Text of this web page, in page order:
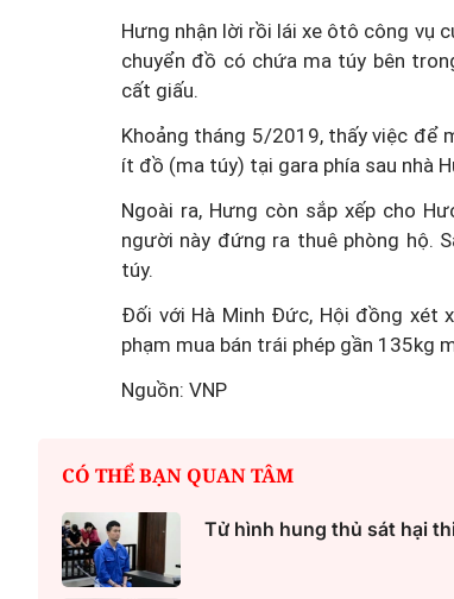
Hưng nhận lời rồi lái xe ôtô công vụ
chuyển đồ có chứa ma túy bên
cất giấu.
Khoảng tháng 5/2019, thấy việc để
ít đồ (ma túy) tại gara phía sau nhà
Ngoài ra, Hưng còn sắp xếp cho
người này đứng ra thuê phòng hộ.
túy.
Đối với Hà Minh Đức, Hội đồng xét
phạm mua bán trái phép gần 135kg
Nguồn: VNP
CÓ THỂ BẠN QUAN TÂM
Tử hình hung thủ sát hại
Công an Hà Nội
game hoạt động